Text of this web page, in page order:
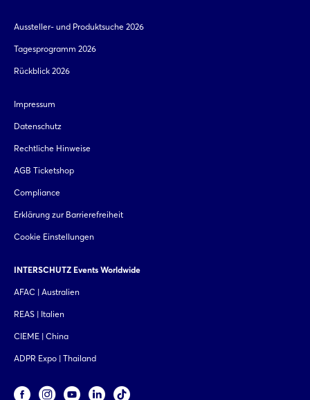
Aussteller- und Produktsuche 2026
Tagesprogramm 2026
Rückblick 2026
Impressum
Datenschutz
Rechtliche Hinweise
AGB Ticketshop
Compliance
Erklärung zur Barrierefreiheit
Cookie Einstellungen
INTERSCHUTZ Events Worldwide
AFAC | Australien
REAS | Italien
CIEME | China
ADPR Expo | Thailand